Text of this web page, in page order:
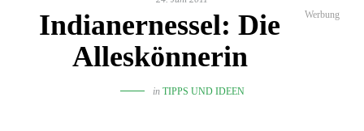
Indianernessel: Die
Alleskönnerin
Werbung
in TIPPS UND IDEEN